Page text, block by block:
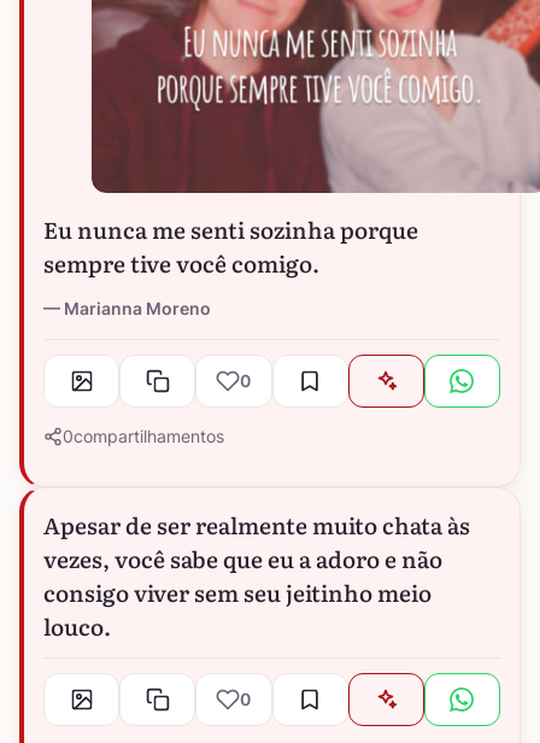
Eu nunca me senti sozinha porque
sempre tive você comigo.
Marianna Moreno
0
0compartilhamentos
Apesar de ser realmente muito chata às
vezes, você sabe que eu a adoro e não
consigo viver sem seu jeitinho meio
louco.
0